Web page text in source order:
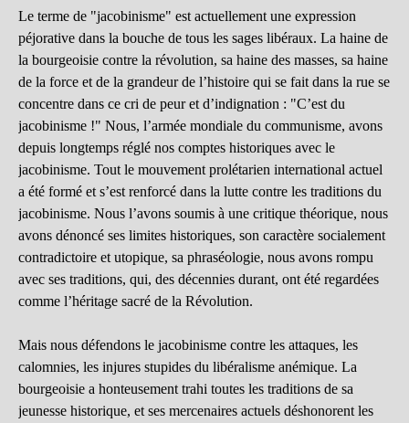
Le terme de "jacobinisme" est actuellement une expression
péjorative dans la bouche de tous les sages libéraux. La haine de
la bourgeoisie contre la révolution, sa haine des masses, sa haine
de la force et de la grandeur de l’histoire qui se fait dans la rue se
concentre dans ce cri de peur et d’indignation : "C’est du
jacobinisme !" Nous, l’armée mondiale du communisme, avons
depuis longtemps réglé nos comptes historiques avec le
jacobinisme. Tout le mouvement prolétarien international actuel
a été formé et s’est renforcé dans la lutte contre les traditions du
jacobinisme. Nous l’avons soumis à une critique théorique, nous
avons dénoncé ses limites historiques, son caractère socialement
contradictoire et utopique, sa phraséologie, nous avons rompu
avec ses traditions, qui, des décennies durant, ont été regardées
comme l’héritage sacré de la Révolution.
Mais nous défendons le jacobinisme contre les attaques, les
calomnies, les injures stupides du libéralisme anémique. La
bourgeoisie a honteusement trahi toutes les traditions de sa
jeunesse historique, et ses mercenaires actuels déshonorent les